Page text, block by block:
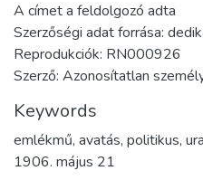
A címet a feldolgozó adta
Szerzőségi adat forrása:
Reprodukciók: RN000926
Szerző: Azonosítatlan
Keywords
emlékmű, avatás, politikus,
1906. május 21